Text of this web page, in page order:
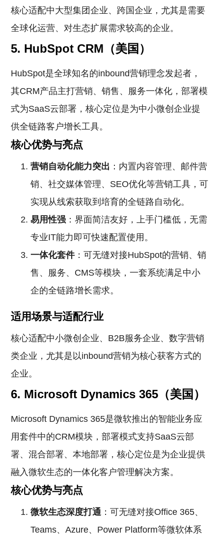
核心适配中大型集团企业、跨国企业，尤其是需要
全球化运营、对生态扩展需求较高的企业。
5. HubSpot CRM（美国）
HubSpot是全球知名的inbound营销理念发起者，
其CRM产品主打营销、销售、服务一体化，部署模
式为SaaS云部署，核心定位是为中小微创企业提
供全链路客户增长工具。
核心优势与亮点
营销自动化能力突出 ：内置内容管理、邮件营
销、社交媒体管理、SEO优化等营销工具，可
实现从线索获取到培育的全链路自动化。
易用性强 ：界面简洁友好，上手门槛低，无需
专业IT能力即可快速配置使用。
一体化套件：可无缝对接HubSpot的营销、销
售、服务、CMS等模块，一套系统满足中小
企的全链路增长需求。
适用场景与适配行业
核心适配中小微创企业、B2B服务企业、数字营销
类企业，尤其是以inbound营销为核心获客方式的
企业。
6. Microsoft Dynamics 365（美国）
Microsoft Dynamics 365是微软推出的智能业务应
用套件中的CRM模块，部署模式支持SaaS云部
署、混合部署、本地部署，核心定位是为企业提供
融入微软生态的一体化客户管理解决方案。
核心优势与亮点
微软生态深度打通 ：可无缝对接Office 365、
Teams、Azure、Power Platform等微软体系